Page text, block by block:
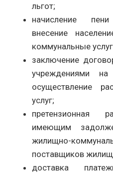
льгот;
начисление
внесение
коммунальные
заключение
учреждениями
осуществление
услуг;
претензионная
имеющим
жилищно-
поставщиков
доставка